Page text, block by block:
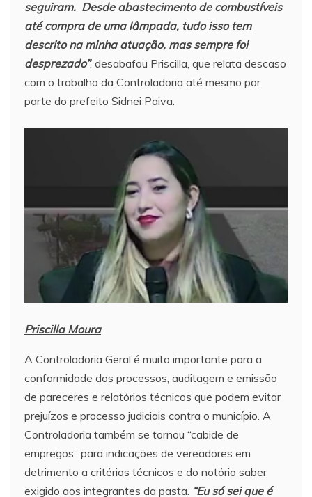
seguiram. Desde abastecimento de combustíveis
até compra de uma lâmpada, tudo isso tem
descrito na minha atuação, mas sempre foi
desprezado”, desabafou Priscilla, que relata descaso
com o trabalho da Controladoria até mesmo por
parte do prefeito Sidnei Paiva.
Priscilla Moura
A Controladoria Geral é muito importante para a
conformidade dos processos, auditagem e emissão
de pareceres e relatórios técnicos que podem evitar
prejuízos e processo judiciais contra o município. A
Controladoria também se tornou “cabide de
empregos” para indicações de vereadores em
detrimento a critérios técnicos e do notório saber
exigido aos integrantes da pasta. “Eu só sei que é